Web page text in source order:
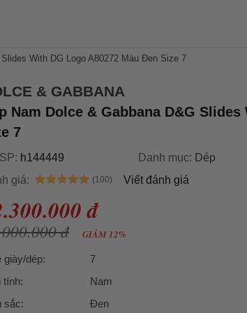
With DG Logo A80272 Màu Đen Size 7
& GABBANA
Nam Dolce & Gabbana D&G
7
h144449 Danh mục: Dép
giá:
Viết đánh giá
đ
đ GIẢM 12%
giày/dép:
7
tính:
Nam
sắc:
Đen